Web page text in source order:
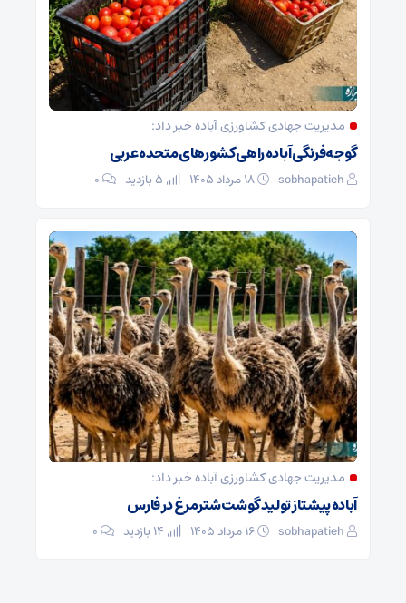
مدیریت جهادی کشاورزی آباده خبر داد:
گوجه‌فرنگی آباده راهی کشورهای متحده عربی
sobhapatieh ۰
مدیریت جهادی کشاورزی آباده خبر داد:
آباده پیشتاز تولید گوشت شترمرغ در فارس
sobhapatieh ۰